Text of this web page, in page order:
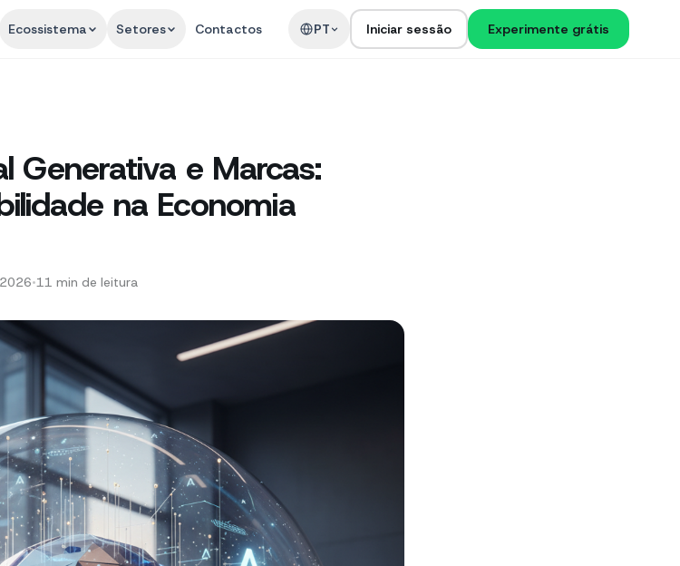
Ecossistema Setores Contactos PT Iniciar sessão Experimente grátis
Generativa e Marcas:
na Economia
•11 min de leitura